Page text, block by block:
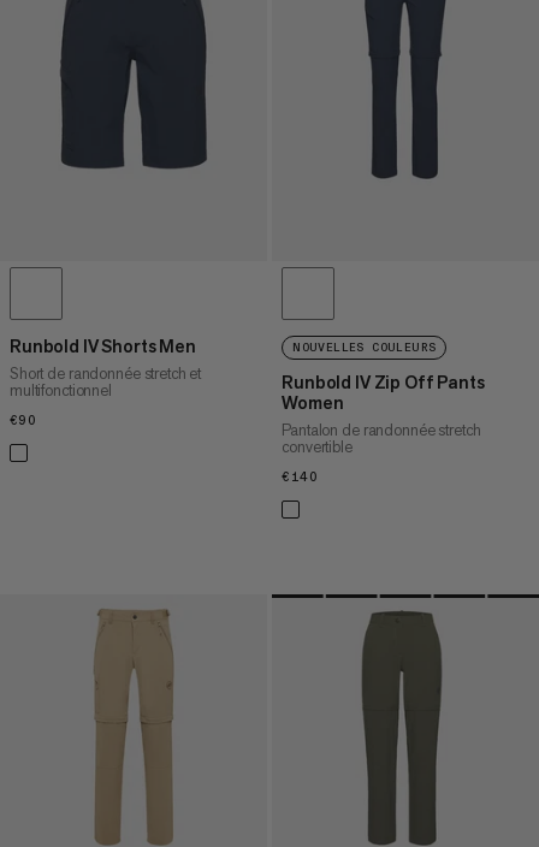
PRIX DÉCROISSANT
NOUVEAUTÉS
Runbold IV Shorts Men
Short de randonnée stretch et
multifonctionnel
€90
NOUVELLES COULEURS
Runbold IV Zip Off Pants
Women
Pantalon de randonnée stretch
convertible
€140